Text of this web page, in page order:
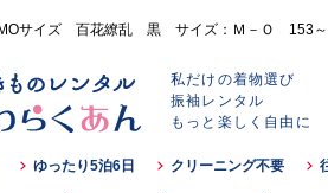
サイズ 百花繚乱 黒 サイズ：Ｍ－Ｏ 153～
私だけの着物選び
振袖レンタル
もっと楽しく自由に
ゆったり5泊6日 クリーニング不要